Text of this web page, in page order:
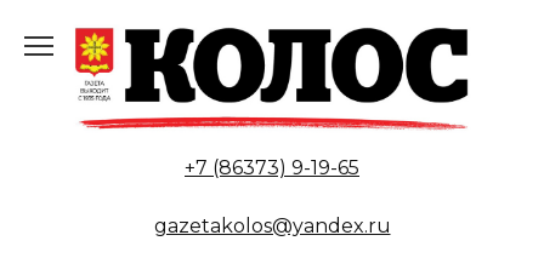
содержанию
+7 (86373) 9-19-65
gazetakolos@yandex.ru